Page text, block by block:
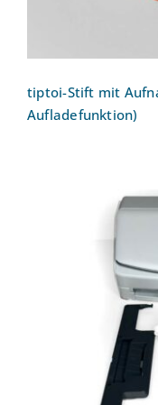
tiptoi-Stift mit
Aufladefunktion)
Scanner